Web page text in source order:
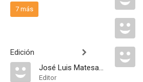
7 más
Edición
José Luis Matesanz
Editor